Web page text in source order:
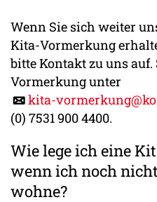
Wenn Sie sich weiter
Kita-Vormerkung
bitte Kontakt zu uns
Vormerkung unter
kita-
(0) 7531 900 4400.
Wie lege ich eine
wenn ich noch
wohne?